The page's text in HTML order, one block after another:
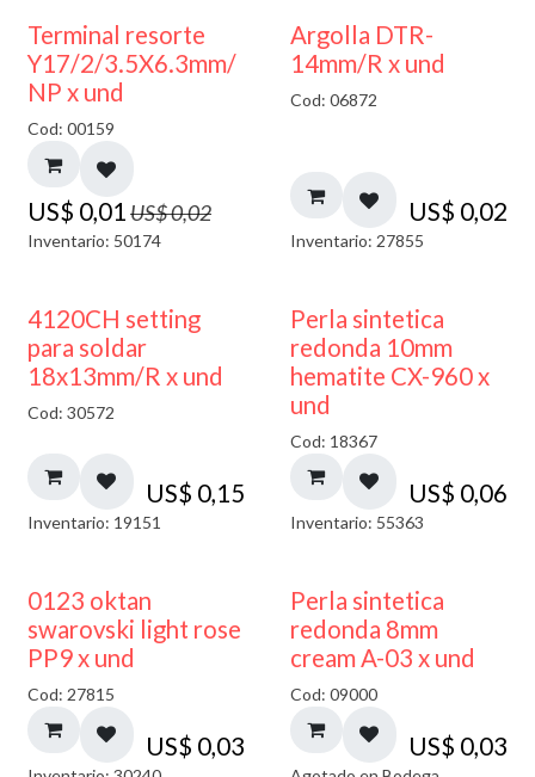
50% DESCUENTO
Terminal resorte
Y17/2/3.5X6.3mm/
NP x und
Cod: 00159
US$ 0,01 US$0,02
Inventario: 50174
Argolla DTR-
14mm/R x und
Cod: 06872
US$ 0,02
Inventario: 27855
4120CH setting
para soldar
18x13mm/R x und
Cod: 30572
US$ 0,15
Inventario: 19151
Perla sintetica
redonda 10mm
hematite CX-960 x
und
Cod: 18367
US$ 0,06
Inventario: 55363
0123 oktan
swarovski light rose
PP9 x und
Cod: 27815
US$ 0,03
AGOTADO
Perla sintetica
redonda 8mm
cream A-03 x und
Cod: 09000
US$ 0,03